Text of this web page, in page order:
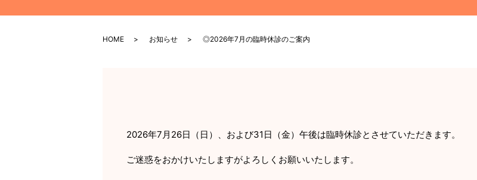
HOME お知らせ ◎2026年7月の臨時休診のご案内
2026年7月26日（日）、および31日（金）午後は臨時休診とさせていただきます。
ご迷惑をおかけいたしますがよろしくお願いいたします。